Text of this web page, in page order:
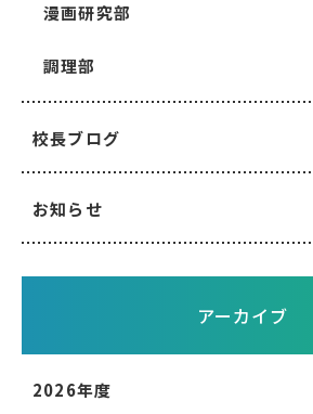
漫画研究部
調理部
校長ブログ
お知らせ
アーカイブ
2026年度